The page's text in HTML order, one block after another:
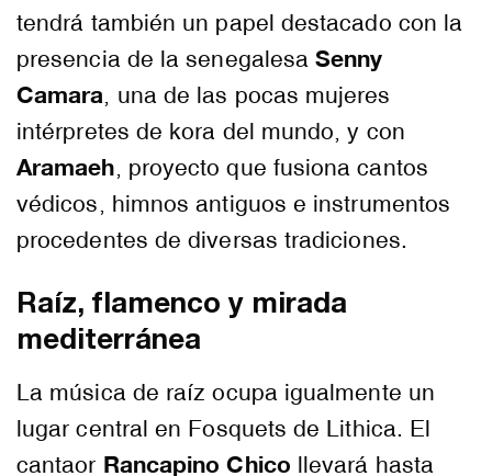
tendrá también un papel destacado con la
presencia de la senegalesaSenny
Camara, una de las pocas mujeres
intérpretes de kora del mundo, y con
Aramaeh, proyecto que fusiona cantos
védicos, himnos antiguos e instrumentos
procedentes de diversas tradiciones.
Raíz, flamenco y mirada
mediterránea
La música de raíz ocupa igualmente un
lugar central en Fosquets de Lithica. El
cantaor Rancapino Chico llevará hasta